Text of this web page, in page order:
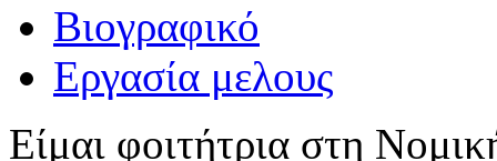
Βιογραφικό
Εργασία μελους
Είμαι φοιτήτρια στη